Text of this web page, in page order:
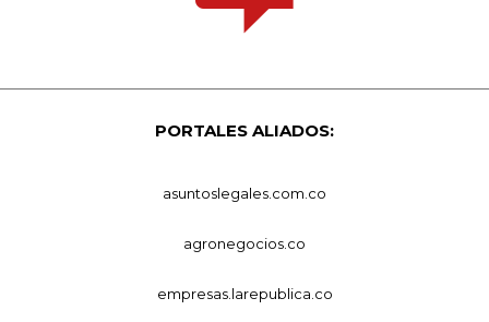
PORTALES ALIADOS:
asuntoslegales.com.co
agronegocios.co
empresas.larepublica.co